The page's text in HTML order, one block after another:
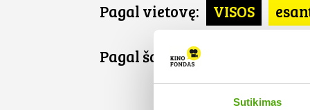
Sutikimas
Pagal vietovę: VISOS
Pagal šalį: VISOS